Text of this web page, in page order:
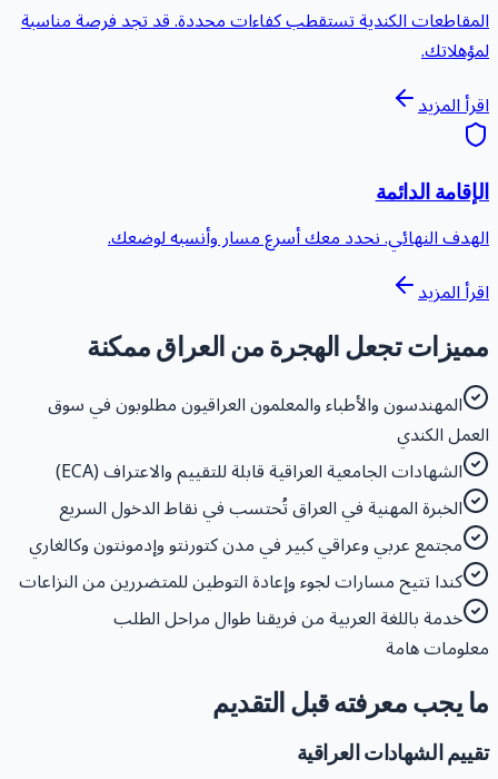
الكندية تستقطب كفاءات محددة. قد تجد فرصة مناسبة
المزيد
الدائمة
النهائي. نحدد معك أسرع مسار وأنسبه لوضعك.
المزيد
تجعل الهجرة من العراق ممكنة
المهندسون والأطباء والمعلمون العراقيون مطلوبون في سوق
الكندي
الشهادات الجامعية العراقية قابلة للتقييم والاعتراف (ECA)
الخبرة المهنية في العراق تُحتسب في نقاط الدخول السريع
مجتمع عربي وعراقي كبير في مدن كتورنتو وإدمونتون وكالغاري
كندا تتيح مسارات لجوء وإعادة التوطين للمتضررين من النزاعات
خدمة باللغة العربية من فريقنا طوال مراحل الطلب
هامة
يجب معرفته قبل التقديم
الشهادات العراقية